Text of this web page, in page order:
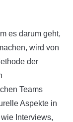
es darum geht,
wird von
der
Teams
Aspekte in
Interviews,